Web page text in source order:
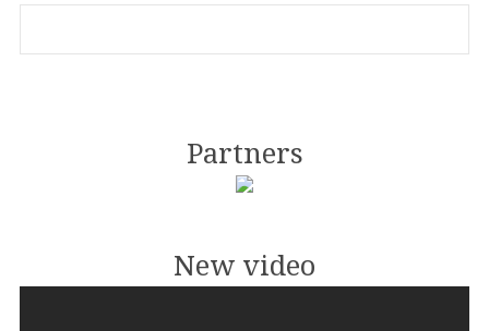
Partners
New video